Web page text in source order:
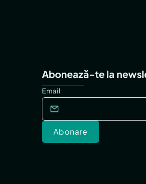
Abonează-te la
Email
Abonare